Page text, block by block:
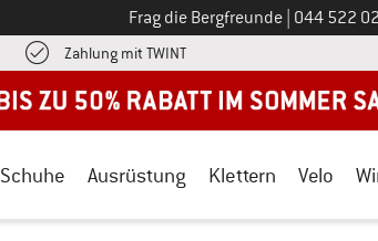
Frag die Bergfreunde Ruf uns
044 522
Zahlung mit TWINTFinde die Zahlungs-Infos
Schuhe Ausrüstung Klettern Velo